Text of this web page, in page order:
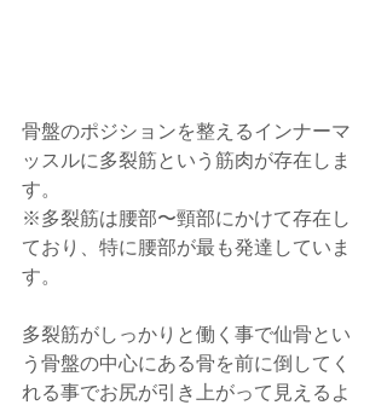
骨盤のポジションを整えるインナーマ
ッスルに多裂筋という筋肉が存在しま
す。
※多裂筋は腰部〜頸部にかけて存在し
ており、特に腰部が最も発達していま
す。
多裂筋がしっかりと働く事で仙骨とい
う骨盤の中心にある骨を前に倒してく
れる事でお尻が引き上がって見えるよ